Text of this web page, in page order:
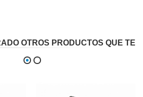
OTROS PRODUCTOS QUE TE